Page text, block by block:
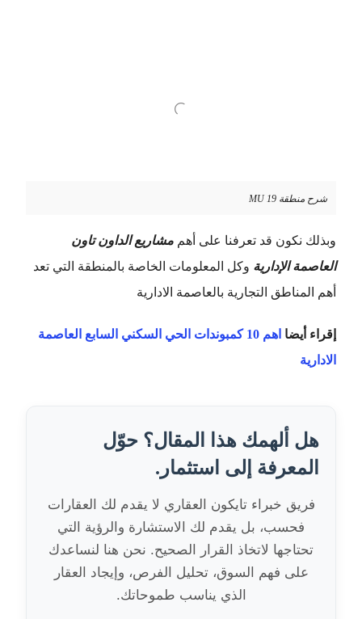
شرح منطقة MU 19
وبذلك نكون قد تعرفنا على أهم مشاريع الداون تاون
العاصمة الإدارية وكل المعلومات الخاصة بالمنطقة التي تعد
أهم المناطق التجارية بالعاصمة الادارية
إقراء أيضا
اهم 10 كمبوندات الحي السكني السابع العاصمة
الادارية
هل ألهمك هذا المقال؟ حوّل
المعرفة إلى استثمار.
فريق خبراء تايكون العقاري لا يقدم لك العقارات
فحسب، بل يقدم لك الاستشارة والرؤية التي
تحتاجها لاتخاذ القرار الصحيح. نحن هنا لنساعدك
على فهم السوق، تحليل الفرص، وإيجاد العقار
الذي يناسب طموحاتك.